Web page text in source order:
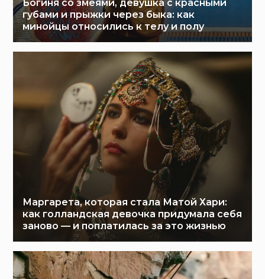
Богиня со змеями, девушка с красными
губами и прыжки через быка: как
минойцы относились к телу и полу
Маргарета, которая стала Матой Хари:
как голландская девочка придумала себя
заново — и поплатилась за это жизнью